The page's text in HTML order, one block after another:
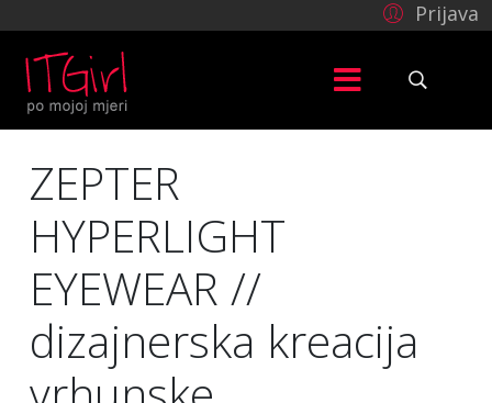
Prijava
ZEPTER
HYPERLIGHT
EYEWEAR //
dizajnerska kreacija